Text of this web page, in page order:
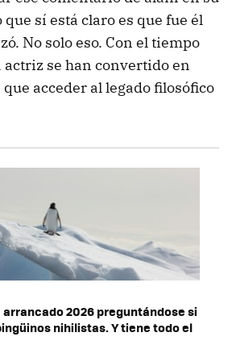
sí está claro es que fue él
No solo eso. Con el tiempo
actriz se han convertido en
acceder al legado filosófico
arrancado 2026 preguntándose si
nihilistas. Y tiene todo el